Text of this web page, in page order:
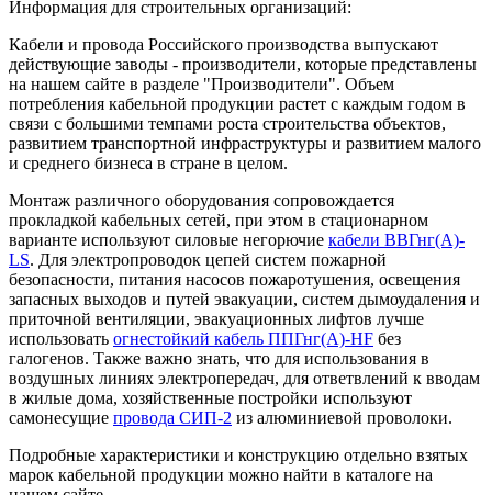
Информация для строительных организаций:
Кабели и провода Российского производства выпускают
действующие заводы - производители, которые представлены
на нашем сайте в разделе "Производители". Объем
потребления кабельной продукции растет с каждым годом в
связи с большими темпами роста строительства объектов,
развитием транспортной инфраструктуры и развитием малого
и среднего бизнеса в стране в целом.
Монтаж различного оборудования сопровождается
прокладкой кабельных сетей, при этом в стационарном
варианте используют силовые негорючие кабели ВВГнг(А)-
LS. Для электропроводок цепей систем пожарной
безопасности, питания насосов пожаротушения, освещения
запасных выходов и путей эвакуации, систем дымоудаления и
приточной вентиляции, эвакуационных лифтов лучше
использовать огнестойкий кабель ППГнг(А)-HF без
галогенов. Также важно знать, что для использования в
воздушных линиях электропередач, для ответвлений к вводам
в жилые дома, хозяйственные постройки используют
самонесущие провода СИП-2 из алюминиевой проволоки.
Подробные характеристики и конструкцию отдельно взятых
марок кабельной продукции можно найти в каталоге на